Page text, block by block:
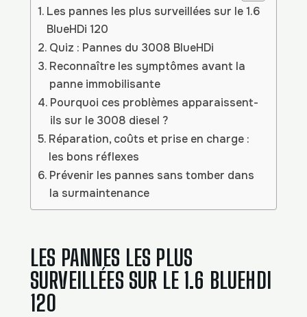
Les pannes les plus surveillées sur le 1.6
BlueHDi 120
Quiz : Pannes du 3008 BlueHDi
Reconnaître les symptômes avant la
panne immobilisante
Pourquoi ces problèmes apparaissent-
ils sur le 3008 diesel ?
Réparation, coûts et prise en charge :
les bons réflexes
Prévenir les pannes sans tomber dans
la surmaintenance
LES PANNES LES PLUS
SURVEILLÉES SUR LE 1.6 BLUEHDI
120